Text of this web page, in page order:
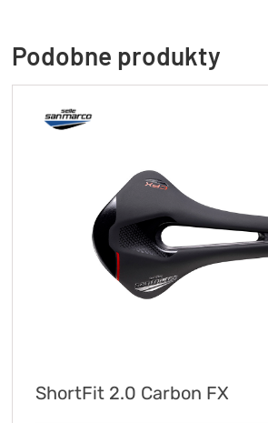
Podobne produkty
ShortFit 2.0 Carbon FX